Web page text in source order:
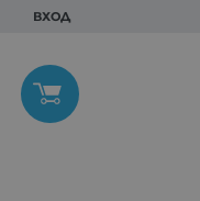
ВХОД